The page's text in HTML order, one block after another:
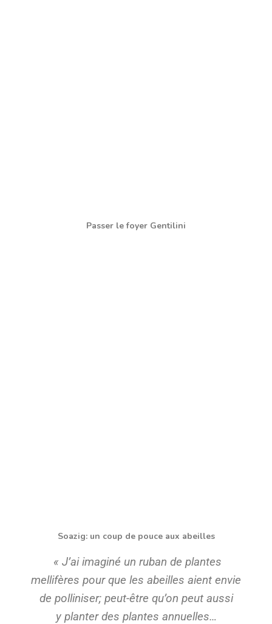
Passer le foyer Gentilini
Soazig: un coup de pouce aux abeilles
« J’ai imaginé un ruban de plantes
mellifères pour que les abeilles aient envie
de polliniser; peut-être qu’on peut aussi
y planter des plantes annuelles…